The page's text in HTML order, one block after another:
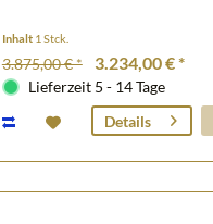
Inhalt 1 Stck.
3.875,00 € * 3.234,00 € *
Lieferzeit 5 - 14 Tage
Details